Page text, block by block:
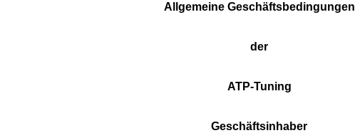
Allgemeine Geschäftsbedingungen
der
ATP-Tuning
Geschäftsinhaber